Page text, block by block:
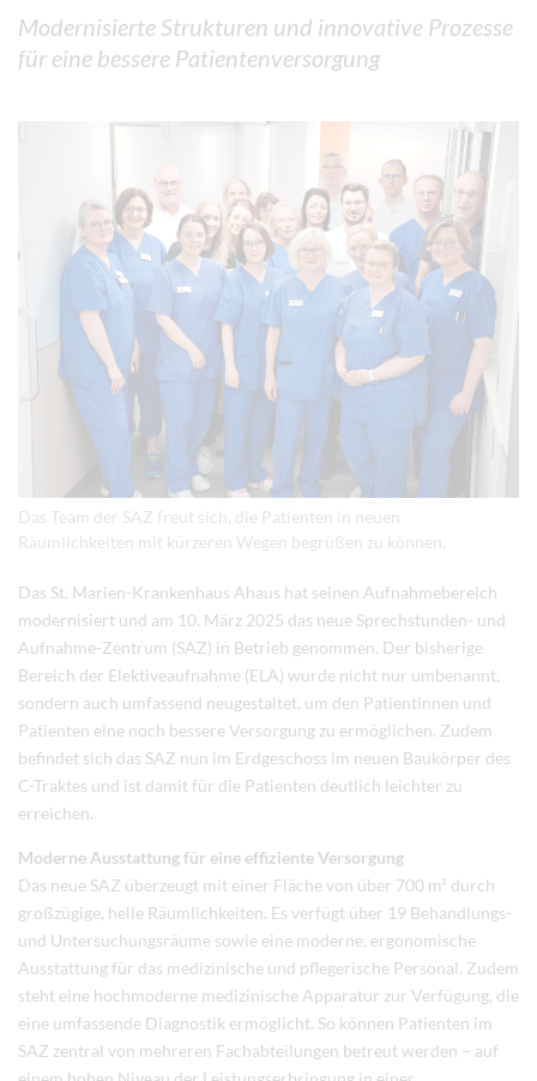
Modernisierte Strukturen und innovative Prozesse
für eine bessere Patientenversorgung
Das Team der SAZ freut sich, die Patienten in neuen
Räumlichkeiten mit kürzeren Wegen begrüßen zu können.
Das St. Marien-Krankenhaus Ahaus hat seinen Aufnahmebereich
modernisiert und am 10. März 2025 das neue Sprechstunden- und
Aufnahme-Zentrum (SAZ) in Betrieb genommen. Der bisherige
Bereich der Elektiveaufnahme (ELA) wurde nicht nur umbenannt,
sondern auch umfassend neugestaltet, um den Patientinnen und
Patienten eine noch bessere Versorgung zu ermöglichen. Zudem
befindet sich das SAZ nun im Erdgeschoss im neuen Baukörper des
C-Traktes und ist damit für die Patienten deutlich leichter zu
erreichen.
Moderne Ausstattung für eine effiziente Versorgung
Das neue SAZ überzeugt mit einer Fläche von über 700 m² durch
großzügige, helle Räumlichkeiten. Es verfügt über 19 Behandlungs-
und Untersuchungsräume sowie eine moderne, ergonomische
Ausstattung für das medizinische und pflegerische Personal. Zudem
steht eine hochmoderne medizinische Apparatur zur Verfügung, die
eine umfassende Diagnostik ermöglicht. So können Patienten im
SAZ zentral von mehreren Fachabteilungen betreut werden – auf